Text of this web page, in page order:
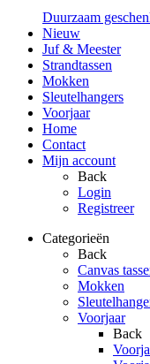
Duurzaam
Nieuw
Juf & Meester
Strandtassen
Mokken
Sleutelhangers
Voorjaar
Home
Contact
Mijn account
Back
Login
Registreer
Categorieën
Back
Canvas
Mokken
Voorjaar
Back